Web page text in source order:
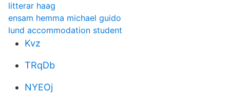
litterar haag
ensam hemma michael guido
lund accommodation student
Kvz
TRqDb
NYEOj